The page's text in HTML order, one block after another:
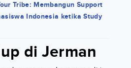
Tribe: Membangun Support
Indonesia ketika Study
di Jerman